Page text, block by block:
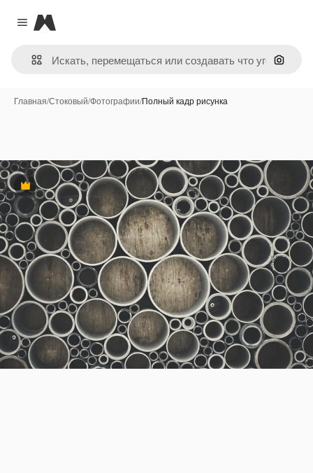
Close menu
Magnific
Поиск
Главная/Стоковый/Фотографии/Полный кадр рисунка
Премиум